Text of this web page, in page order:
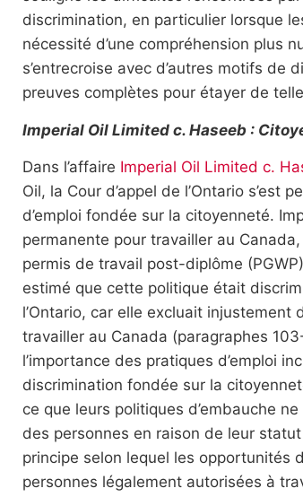
discrimination, en particulier lorsque
nécessité d’une compréhension plus
s’entrecroise avec d’autres motifs de
preuves complètes pour étayer de
Imperial Oil Limited c. Haseeb :
Dans l’affaire Imperial Oil Limited c.
Oil, la Cour d’appel de l’Ontario
d’emploi fondée sur la citoyenneté.
permanente pour travailler au
permis de travail post-diplôme
estimé que cette politique était
l’Ontario, car elle excluait
travailler au Canada (paragraphes
l’importance des pratiques d’emploi
discrimination fondée sur la
ce que leurs politiques d’embauche
des personnes en raison de leur
principe selon lequel les opportunités
personnes légalement autorisées à